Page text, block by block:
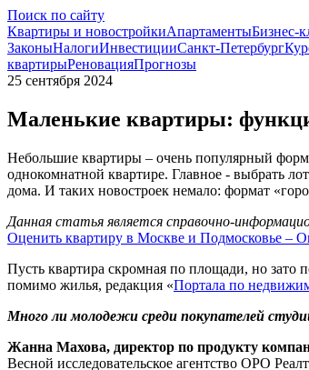
Поиск по сайту
Квартиры и новостройкиАпартаментыБизнес-
ЗаконыНалогиИнвестицииСанкт-Петербург
квартирыРеновацияПрогнозы
25 сентября 2024
Маленькие квартиры:
Небольшие квартиры – очень популярный
однокомнатной квартире. Главное - выбрать
дома. И таких новостроек немало: формат
Данная статья является справочно-
Оценить квартиру в Москве и Подмосковье –
Пусть квартира скромная по площади, но зато
помимо жилья, редакция «Портала по
Много ли молодежи среди покупателей
Жанна Махова, директор по продукту
Весной исследовательское агентство ОРО